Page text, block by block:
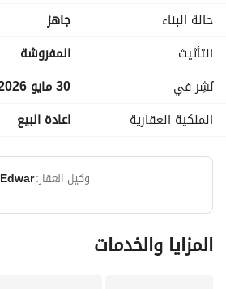
- 2 تراس على البحر و حدائق
حالة البناء
جاهز
التأثيث
المفروشة
نُشِر في
30 مايو 2026
الملكية العقارية
اعادة البيع
وكيل العقار:Edwar
المزايا والخدمات